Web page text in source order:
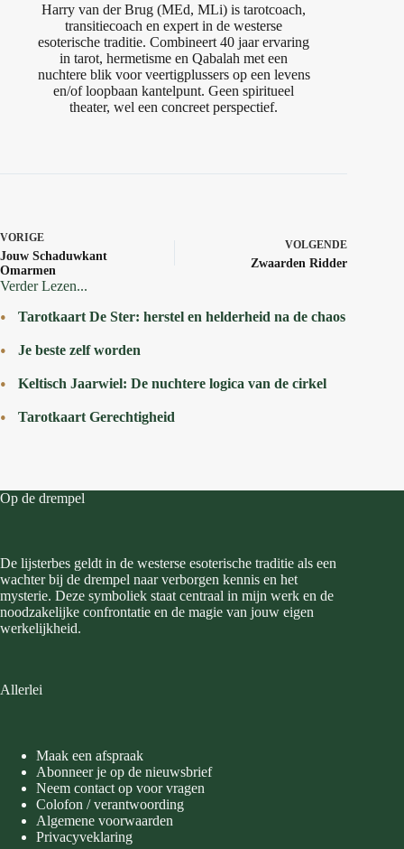
Harry van der Brug (MEd, MLi) is tarotcoach,
transitiecoach en expert in de westerse
esoterische traditie. Combineert 40 jaar ervaring
in tarot, hermetisme en Qabalah met een
nuchtere blik voor veertigplussers op een levens
en/of loopbaan kantelpunt. Geen spiritueel
theater, wel een concreet perspectief.
VORIGE
Jouw Schaduwkant
Omarmen
VOLGENDE
Zwaarden Ridder
Verder Lezen...
Tarotkaart De Ster: herstel en helderheid na de chaos
Je beste zelf worden
Keltisch Jaarwiel: De nuchtere logica van de cirkel
Tarotkaart Gerechtigheid
Op de drempel
De lijsterbes geldt in de westerse esoterische traditie als een
wachter bij de drempel naar verborgen kennis en het
mysterie. Deze symboliek staat centraal in mijn werk en de
noodzakelijke confrontatie en de magie van jouw eigen
werkelijkheid.
Allerlei
Maak een afspraak
Abonneer je op de nieuwsbrief
Neem contact op voor vragen
Colofon / verantwoording
Algemene voorwaarden
Privacyveklaring